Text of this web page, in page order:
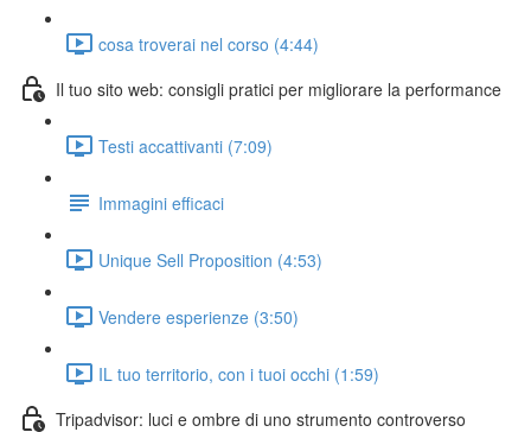
cosa troverai nel corso (4:44)
Il tuo sito web: consigli pratici per migliorare la performance
Testi accattivanti (7:09)
Immagini efficaci
Unique Sell Proposition (4:53)
Vendere esperienze (3:50)
IL tuo territorio, con i tuoi occhi (1:59)
Tripadvisor: luci e ombre di uno strumento controverso